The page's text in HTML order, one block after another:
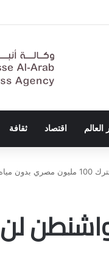
الاحتلال والفصل العنصري
العالم اقتصاد ثقافة
مياه